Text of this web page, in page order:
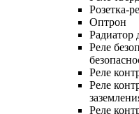
Розетка-
Оптрон
Радиатор
Реле
Реле
Реле
Реле